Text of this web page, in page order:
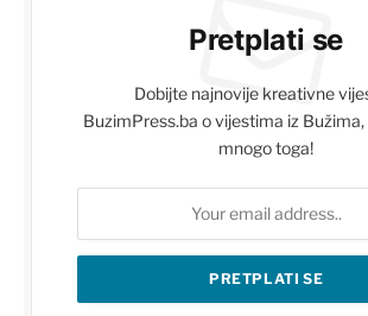
Pretplati se
Dobijte najnovije kreativne
BuzimPress.ba o vijestima iz Bužima,
mnogo toga!